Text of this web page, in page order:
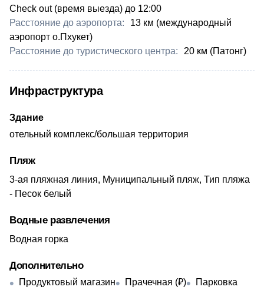
Check out (время выезда) до 12:00
Расстояние до аэропорта:
13 км (международный
аэропорт о.Пхукет)
Расстояние до туристического центра:
20 км (Патонг)
Инфраструктура
Здание
отельный комплекс/большая территория
Пляж
3-ая пляжная линия, Муниципальный пляж, Тип пляжа
- Песок белый
Водные развлечения
Водная горка
Дополнительно
Продуктовый магазин Прачечная (₽)
Парковка